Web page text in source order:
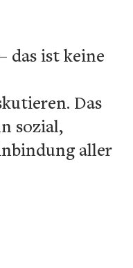
das ist keine
Das
sozial,
aller